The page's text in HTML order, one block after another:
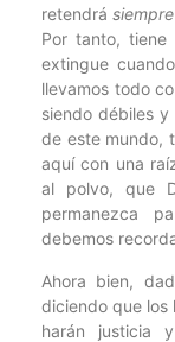
retendrá siempre
Por tanto, tiene
extingue
llevamos todo
siendo débiles
de este mundo,
aquí con una
al polvo, que
permanezca
debemos
Ahora bien,
diciendo que los
harán justicia